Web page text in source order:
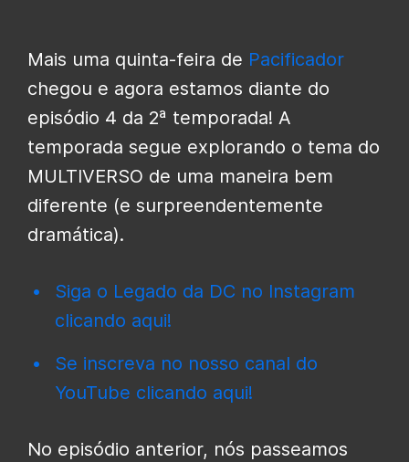
Mais uma quinta-feira de Pacificador
chegou e agora estamos diante do
episódio 4 da 2ª temporada! A
temporada segue explorando o tema do
MULTIVERSO de uma maneira bem
diferente (e surpreendentemente
dramática).
Siga o Legado da DC no Instagram
clicando aqui!
Se inscreva no nosso canal do
YouTube clicando aqui!
No episódio anterior, nós passeamos